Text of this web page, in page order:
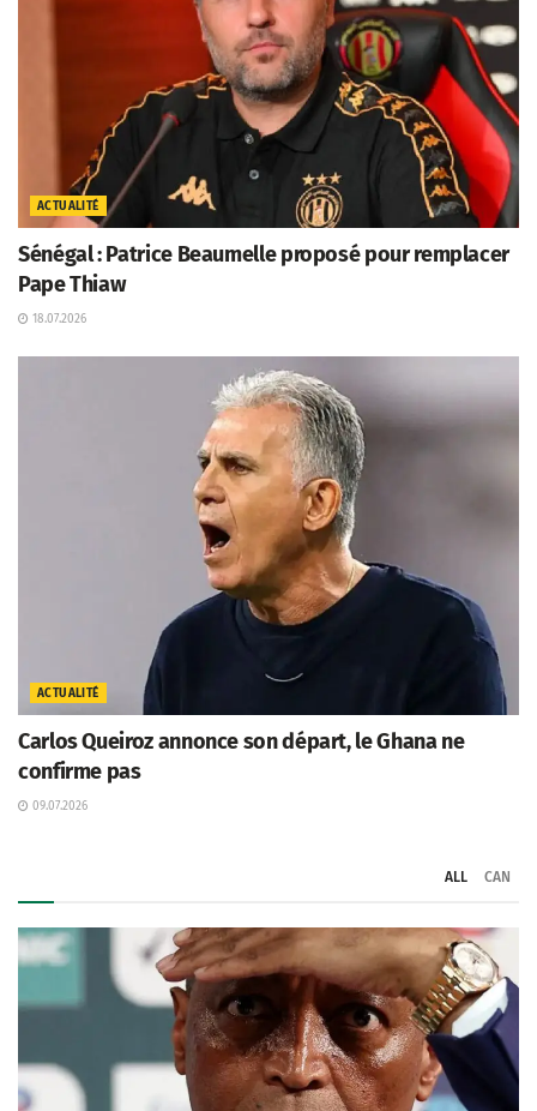
ACTUALITÉ
Sénégal : Patrice Beaumelle proposé pour remplacer
Pape Thiaw
18.07.2026
ACTUALITÉ
Carlos Queiroz annonce son départ, le Ghana ne
confirme pas
09.07.2026
ALL CAN